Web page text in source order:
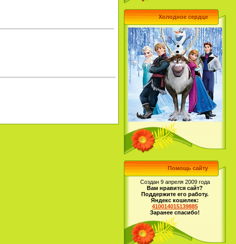
Холодное сердце
Помощь сайту
Создан 9 апреля 2009 года
Вам нравится сайт?
Поддержите его работу.
Яндекс кошелек:
410014015139885
Заранее спасибо!